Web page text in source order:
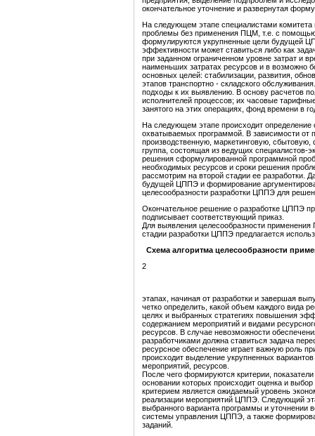
окончательное уточнение и развернутая
На следующем этапе специалистами
проблемы без применения ПЦМ, т.е. с
формулируются укрупненные цели будущей
эффективности может ставиться либо как
при заданном ограниченном уровне затрат и
наименьших затратах ресурсов и в возможно
основных целей: стабилизации, развития,
этапов транспортно - складского
подходы к их выявлению. В основу расчетов
исполнителей процессов; их часовые
занятого на этих операциях, фонд времени в
На следующем этапе происходит определение
охватываемых программой. В зависимости от
производственную, маркетинговую,
группа, состоящая из ведущих специалистов-
решения сформулированной программной
необходимых ресурсов и сроки решения
рассмотрим на второй стадии ее разработки.
будущей ЦППЭ и формирование
целесообразности разработки ЦППЭ для
Окончательное решение о разработке ЦППЭ
подписывает соответствующий приказ.
Для выявления целесообразности
стадии разработки ЦППЭ предлагается
Схема алгоритма целесообразности
2
этапах, начиная от разработки и завершая
четко определить, какой объем каждого вида
целях и выбранных стратегиях повышения
содержанием мероприятий и видами
ресурсов. В случае невозможности
разработчиками должна ставиться задача
ресурсное обеспечение играет важную роль
происходит выделение укрупненных
мероприятий, ресурсов.
После чего формируются критерии,
основании которых происходит оценка и
критерием является ожидаемый уровень
реализации мероприятий ЦППЭ. Следующий
выбранного варианта программы и уточнении
системы управления ЦППЭ, а также
заданий.